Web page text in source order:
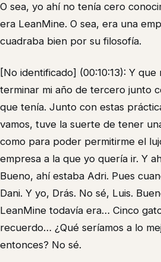
O sea, yo ahí no tenía cero
era LeanMine. O sea, era una
cuadraba bien por su filosofía.
[No identificado] (00:10:13): Y
terminar mi año de tercero junto
que tenía. Junto con estas
vamos, tuve la suerte de tener
como para poder permitirme el
empresa a la que yo quería ir. Y
Bueno, ahí estaba Adri. Pues
Dani. Y yo, Drás. No sé, Luis.
LeanMine todavía era… Cinco
recuerdo… ¿Qué seríamos a lo
entonces? No sé.